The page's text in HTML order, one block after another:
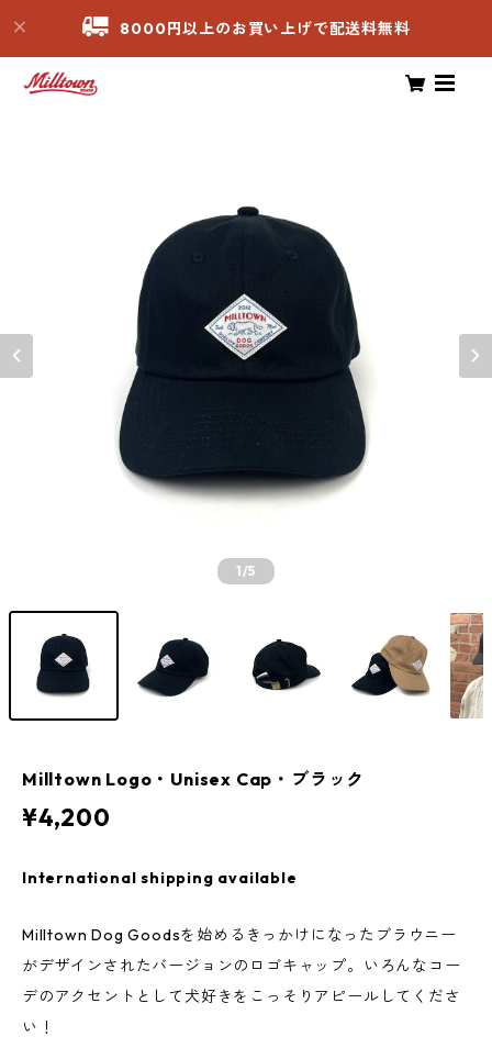
8000円以上のお買い上げで配送料無料
1/5
Milltown Logo・Unisex Cap・ブラック
¥4,200
International shipping available
Milltown Dog Goodsを始めるきっかけになったブラウニー
がデザインされたバージョンのロゴキャップ。いろんなコー
デのアクセントとして犬好きをこっそりアピールしてくださ
い！